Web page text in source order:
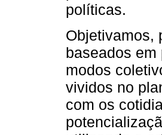
políticas.
Objetivamos,
baseados
modos
vividos no
com os